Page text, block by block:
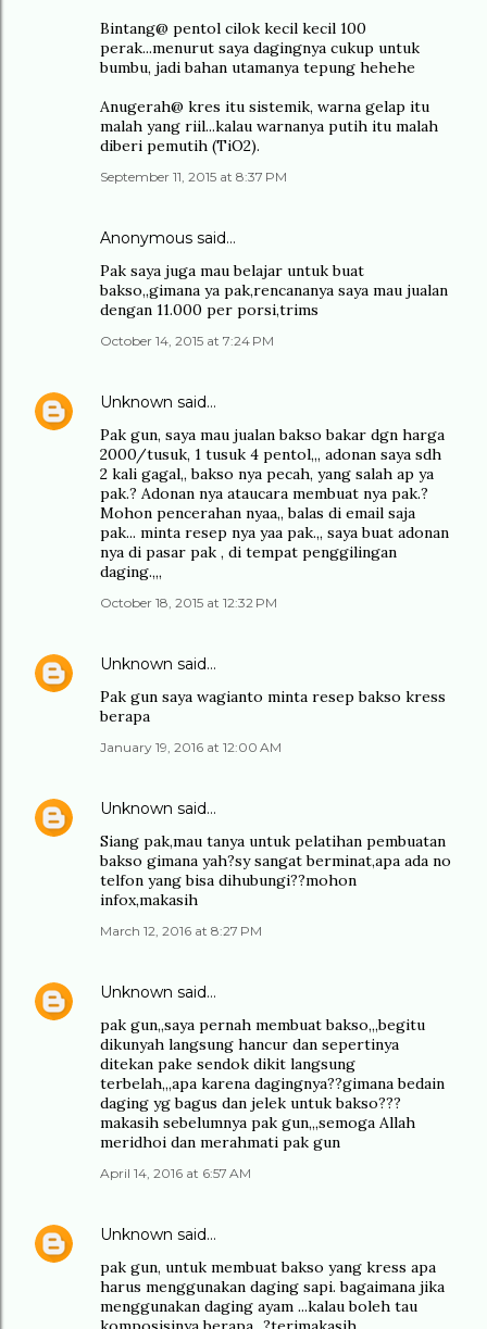
Bintang@ pentol cilok kecil kecil 100
perak...menurut saya dagingnya cukup untuk
bumbu, jadi bahan utamanya tepung hehehe
Anugerah@ kres itu sistemik, warna gelap itu
malah yang riil...kalau warnanya putih itu malah
diberi pemutih (TiO2).
September 11, 2015 at 8:37 PM
Anonymous said…
Pak saya juga mau belajar untuk buat
bakso,,gimana ya pak,rencananya saya mau jualan
dengan 11.000 per porsi,trims
October 14, 2015 at 7:24 PM
Unknown said…
Pak gun, saya mau jualan bakso bakar dgn harga
2000/tusuk, 1 tusuk 4 pentol,,, adonan saya sdh
2 kali gagal,, bakso nya pecah, yang salah ap ya
pak.? Adonan nya ataucara membuat nya pak.?
Mohon pencerahan nyaa,, balas di email saja
pak... minta resep nya yaa pak.,, saya buat adonan
nya di pasar pak , di tempat penggilingan
daging.,,,
October 18, 2015 at 12:32 PM
Unknown said…
Pak gun saya wagianto minta resep bakso kress
berapa
January 19, 2016 at 12:00 AM
Unknown said…
Siang pak,mau tanya untuk pelatihan pembuatan
bakso gimana yah?sy sangat berminat,apa ada no
telfon yang bisa dihubungi??mohon
infox,makasih
March 12, 2016 at 8:27 PM
Unknown said…
pak gun,,saya pernah membuat bakso,,,begitu
dikunyah langsung hancur dan sepertinya
ditekan pake sendok dikit langsung
terbelah,,,apa karena dagingnya??gimana bedain
daging yg bagus dan jelek untuk bakso???
makasih sebelumnya pak gun,,,semoga Allah
meridhoi dan merahmati pak gun
April 14, 2016 at 6:57 AM
Unknown said…
pak gun, untuk membuat bakso yang kress apa
harus menggunakan daging sapi. bagaimana jika
menggunakan daging ayam ...kalau boleh tau